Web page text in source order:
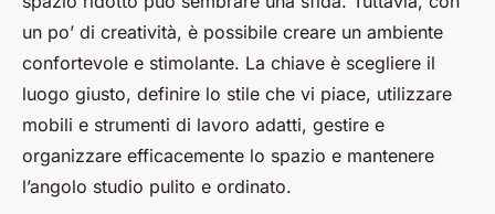
un po’ di creatività, è possibile creare un ambiente
confortevole e stimolante. La chiave è scegliere il
luogo giusto, definire lo stile che vi piace, utilizzare
mobili e strumenti di lavoro adatti, gestire e
organizzare efficacemente lo spazio e mantenere
l’angolo studio pulito e ordinato.